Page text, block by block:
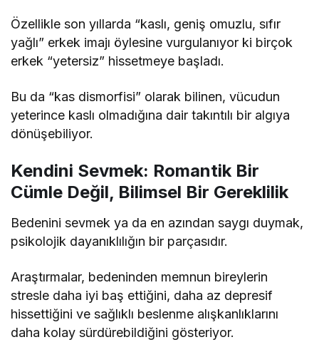
Özellikle son yıllarda “kaslı, geniş omuzlu, sıfır
yağlı” erkek imajı öylesine vurgulanıyor ki birçok
erkek “yetersiz” hissetmeye başladı.
Bu da “kas dismorfisi” olarak bilinen, vücudun
yeterince kaslı olmadığına dair takıntılı bir algıya
dönüşebiliyor.
Kendini Sevmek: Romantik Bir
Cümle Değil, Bilimsel Bir Gereklilik
Bedenini sevmek ya da en azından saygı duymak,
psikolojik dayanıklılığın bir parçasıdır.
Araştırmalar, bedeninden memnun bireylerin
stresle daha iyi baş ettiğini, daha az depresif
hissettiğini ve sağlıklı beslenme alışkanlıklarını
daha kolay sürdürebildiğini gösteriyor.